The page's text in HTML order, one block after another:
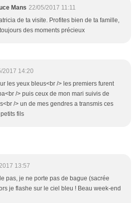
Mans 22/05/2017 11:11
de ta visite. Profites bien de ta famille,
des moments précieux
2017 14:20
les yeux bleus<br /> les premiers furent
/> puis ceux de mon mari suivis de
/> un de mes gendres a transmis ces
fils
13:57
pas, je ne porte pas de bague (sacrée
je flashe sur le ciel bleu ! Beau week-end